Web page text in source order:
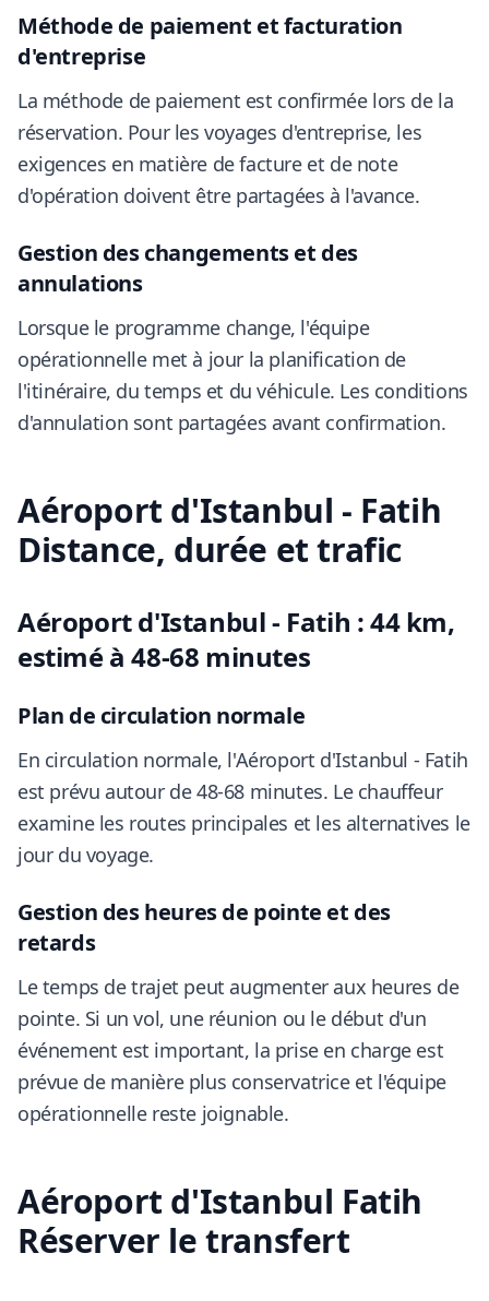
Méthode de paiement et facturation
d'entreprise
La méthode de paiement est confirmée lors de la
réservation. Pour les voyages d'entreprise, les
exigences en matière de facture et de note
d'opération doivent être partagées à l'avance.
Gestion des changements et des
annulations
Lorsque le programme change, l'équipe
opérationnelle met à jour la planification de
l'itinéraire, du temps et du véhicule. Les conditions
d'annulation sont partagées avant confirmation.
Aéroport d'Istanbul - Fatih
Distance, durée et trafic
Aéroport d'Istanbul - Fatih : 44 km,
estimé à 48-68 minutes
Plan de circulation normale
En circulation normale, l'Aéroport d'Istanbul - Fatih
est prévu autour de 48-68 minutes. Le chauffeur
examine les routes principales et les alternatives le
jour du voyage.
Gestion des heures de pointe et des
retards
Le temps de trajet peut augmenter aux heures de
pointe. Si un vol, une réunion ou le début d'un
événement est important, la prise en charge est
prévue de manière plus conservatrice et l'équipe
opérationnelle reste joignable.
Aéroport d'Istanbul Fatih
Réserver le transfert